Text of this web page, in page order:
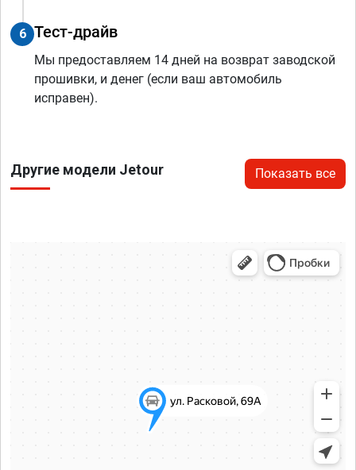
6 Тест-драйв
Мы предоставляем 14 дней на возврат заводской
прошивки, и денег (если ваш автомобиль
исправен).
Другие модели Jetour Показать все